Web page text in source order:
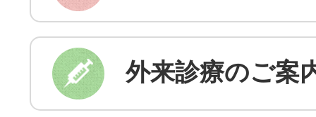
外来診療のご案